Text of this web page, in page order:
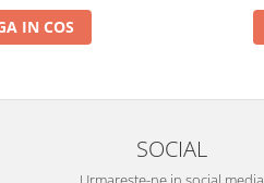
IN COS
SOCIAL